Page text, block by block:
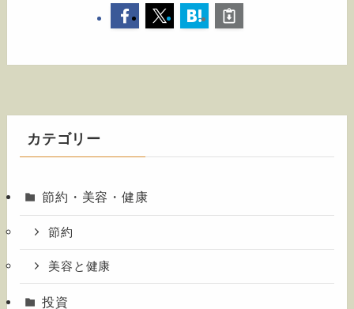
カテゴリー
節約・美容・健康
節約
美容と健康
投資